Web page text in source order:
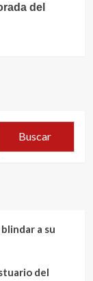
del
Buscar
a su
del